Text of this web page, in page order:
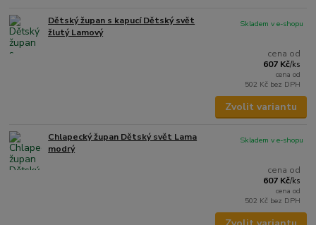
Dětský župan s kapucí Dětský svět
žlutý Lamový
cena od
607 Kč/ks
cena od
502 Kč bez DPH
Skladem v e-shopu
Zvolit variantu
Chlapecký župan Dětský svět Lama
modrý
cena od
607 Kč/ks
cena od
502 Kč bez DPH
Skladem v e-shopu